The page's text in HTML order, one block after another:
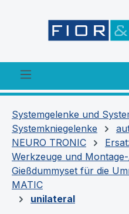
Systemgelenke und
Systemkniegelenke
NEURO TRONIC
Werkzeuge und
Gießdummyset für die
MATIC
unilateral